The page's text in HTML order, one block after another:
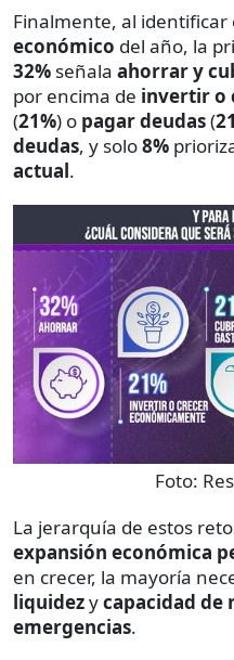
Finalmente, al identificar
económico del año, la
32% señala ahorrar y
por encima de invertir o
(21%) o pagar deudas(
deudas, y solo8%
actual.
Foto:
La jerarquía de estos
expansión económica
en crecer, la mayoría
liquidezycapacidad de
emergencias.